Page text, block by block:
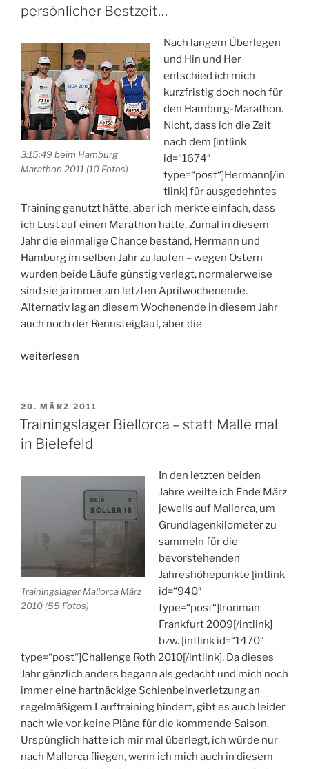
der
Bobbahn
persönlicher Bestzeit…
3:15:49 beim Hamburg
Marathon 2011 (10 Fotos)
Nach langem Überlegen
und Hin und Her
entschied ich mich
kurzfristig doch noch für
den Hamburg-Marathon.
Nicht, dass ich die Zeit
nach dem [intlink
id=“1674″
type=“post“]Hermann[/in
tlink] für ausgedehntes
Training genutzt hätte, aber ich merkte einfach, dass
ich Lust auf einen Marathon hatte. Zumal in diesem
Jahr die einmalige Chance bestand, Hermann und
Hamburg im selben Jahr zu laufen – wegen Ostern
wurden beide Läufe günstig verlegt, normalerweise
sind sie ja immer am letzten Aprilwochenende.
Alternativ lag an diesem Wochenende in diesem Jahr
auch noch der Rennsteiglauf, aber die
„Hamburg-
Déjà-
vu
mit
weiterlesen
VERÖFFENTLICHT
AM
20. MÄRZ 2011
Trainingslager Biellorca – statt Malle mal
in Bielefeld
Trainingslager Mallorca März
2010 (55 Fotos)
In den letzten beiden
Jahre weilte ich Ende März
jeweils auf Mallorca, um
Grundlagenkilometer zu
sammeln für die
bevorstehenden
Jahreshöhepunkte [intlink
id=“940″
type=“post“]Ironman
Frankfurt 2009[/intlink]
bzw. [intlink id=“1470″
type=“post“]Challenge Roth 2010[/intlink]. Da dieses
Jahr gänzlich anders begann als gedacht und mich noch
immer eine hartnäckige Schienbeinverletzung an
regelmäßigem Lauftraining hindert, gibt es auch leider
nach wie vor keine Pläne für die kommende Saison.
Urspünglich hatte ich mir mal überlegt, ich würde nur
nach Mallorca fliegen, wenn ich mich auch in diesem